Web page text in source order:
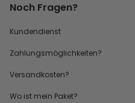
Noch Fragen?
Kundendienst
Zahlungsmöglichkeiten?
Versandkosten?
Wo ist mein Paket?